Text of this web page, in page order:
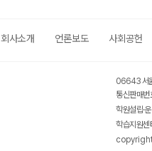
회사소개 언론보도 사회공헌
06643 서
통신판매
학원설립·
학습지원